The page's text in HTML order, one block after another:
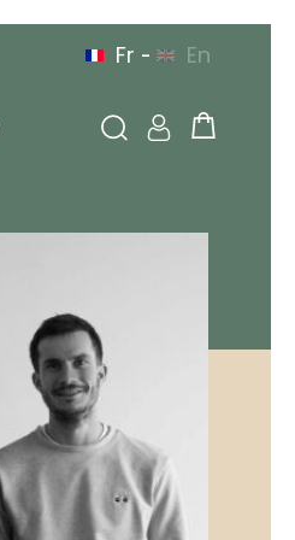
Fr - En